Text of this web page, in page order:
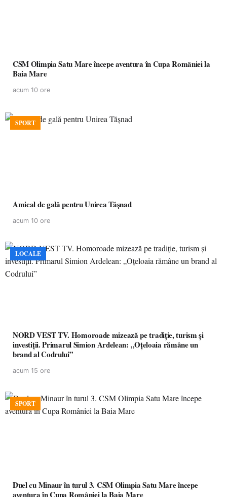
CSM Olimpia Satu Mare începe aventura în Cupa României la
Baia Mare
acum 10 ore
SPORT
Amical de gală pentru Unirea Tășnad
acum 10 ore
LOCALE
NORD VEST TV. Homoroade mizează pe tradiție, turism și
investiții. Primarul Simion Ardelean: „Oțeloaia rămâne un
brand al Codrului”
acum 15 ore
SPORT
Duel cu Minaur în turul 3. CSM Olimpia Satu Mare începe
aventura în Cupa României la Baia Mare